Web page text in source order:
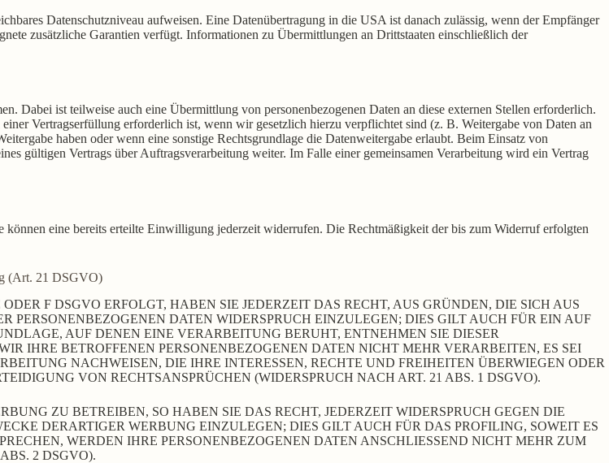
Datenschutzniveau aufweisen. Eine Datenübertragung in die USA ist danach zulässig, wenn der Empfänger
zusätzliche Garantien verfügt. Informationen zu Übermittlungen an Drittstaaten einschließlich der
Dabei ist teilweise auch eine Übermittlung von personenbezogenen Daten an diese externen Stellen erforderlich.
Vertragserfüllung erforderlich ist, wenn wir gesetzlich hierzu verpflichtet sind (z. B. Weitergabe von Daten an
haben oder wenn eine sonstige Rechtsgrundlage die Datenweitergabe erlaubt. Beim Einsatz von
gültigen Vertrags über Auftragsverarbeitung weiter. Im Falle einer gemeinsamen Verarbeitung wird ein Vertrag
eine bereits erteilte Einwilligung jederzeit widerrufen. Die Rechtmäßigkeit der bis zum Widerruf erfolgten
(Art. 21 DSGVO)
F DSGVO ERFOLGT, HABEN SIE JEDERZEIT DAS RECHT, AUS GRÜNDEN, DIE SICH AUS
PERSONENBEZOGENEN DATEN WIDERSPRUCH EINZULEGEN; DIES GILT AUCH FÜR EIN AUF
AUF DENEN EINE VERARBEITUNG BERUHT, ENTNEHMEN SIE DIESER
IHRE BETROFFENEN PERSONENBEZOGENEN DATEN NICHT MEHR VERARBEITEN, ES SEI
NACHWEISEN, DIE IHRE INTERESSEN, RECHTE UND FREIHEITEN ÜBERWIEGEN ODER
VON RECHTSANSPRÜCHEN (WIDERSPRUCH NACH ART. 21 ABS. 1 DSGVO).
ZU BETREIBEN, SO HABEN SIE DAS RECHT, JEDERZEIT WIDERSPRUCH GEGEN DIE
DERARTIGER WERBUNG EINZULEGEN; DIES GILT AUCH FÜR DAS PROFILING, SOWEIT ES
WERDEN IHRE PERSONENBEZOGENEN DATEN ANSCHLIESSEND NICHT MEHR ZUM
2 DSGVO).